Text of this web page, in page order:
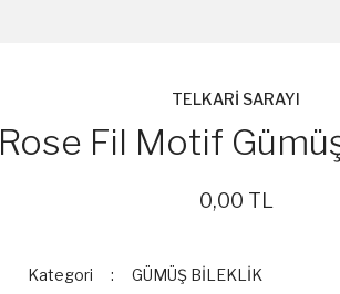
TELKARİ SARAYI
Rose Fil Motif
0,00 TL
Kategori
GÜMÜŞ BİLEKLİK